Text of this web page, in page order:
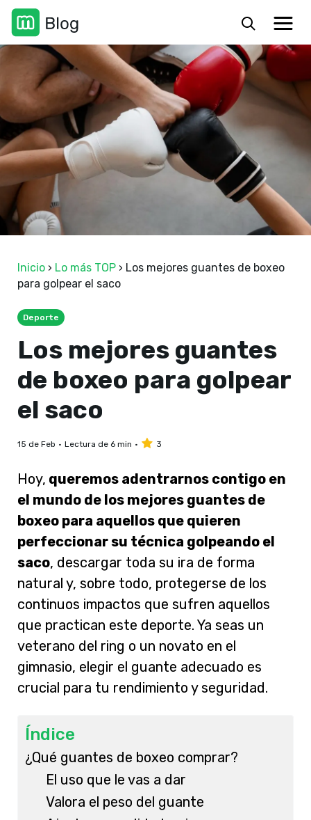
Inicio › Lo más TOP › Los mejores guantes de boxeo
para golpear el saco
Deporte
Los mejores guantes
de boxeo para golpear
el saco
15 de Feb Lectura de 6 min 3
Hoy, queremos adentrarnos contigo en
el mundo de los mejores guantes de
boxeo para aquellos que quieren
perfeccionar su técnica golpeando el
saco, descargar toda su ira de forma
natural y, sobre todo, protegerse de los
continuos impactos que sufren aquellos
que practican este deporte. Ya seas un
veterano del ring o un novato en el
gimnasio, elegir el guante adecuado es
crucial para tu rendimiento y seguridad.
Índice
¿Qué guantes de boxeo comprar?
El uso que le vas a dar
Valora el peso del guante